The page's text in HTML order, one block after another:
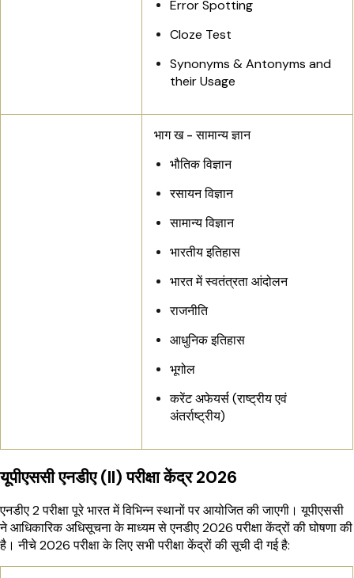
Error Spotting
Cloze Test
Synonyms & Antonyms and
their Usage
भाग ख - सामान्य ज्ञान
भौतिक विज्ञान
रसायन विज्ञान
सामान्य विज्ञान
भारतीय इतिहास
भारत में स्वतंत्रता आंदोलन
राजनीति
आधुनिक इतिहास
भूगोल
करेंट अफेयर्स (राष्ट्रीय एवं
अंतर्राष्ट्रीय)
यूपीएससी एनडीए (II) परीक्षा केंद्र 2026
एनडीए 2 परीक्षा पूरे भारत में विभिन्न स्थानों पर आयोजित की जाएगी। यूपीएससी
ने आधिकारिक अधिसूचना के माध्यम से एनडीए 2026 परीक्षा केंद्रों की घोषणा की
है। नीचे 2026 परीक्षा के लिए सभी परीक्षा केंद्रों की सूची दी गई है: